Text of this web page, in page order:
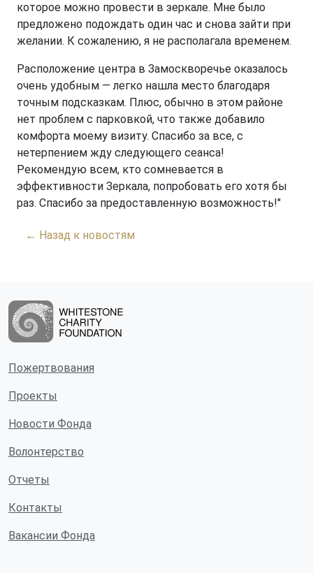
которое можно провести в зеркале. Мне было
предложено подождать один час и снова зайти при
желании. К сожалению, я не располагала временем.
Расположение центра в Замоскворечье оказалось
очень удобным — легко нашла место благодаря
точным подсказкам. Плюс, обычно в этом районе
нет проблем с парковкой, что также добавило
комфорта моему визиту. Спасибо за все, с
нетерпением жду следующего сеанса!
Рекомендую всем, кто сомневается в
эффективности Зеркала, попробовать его хотя бы
раз. Спасибо за предоставленную возможность!"
← Назад к новостям
Пожертвования
Проекты
Новости Фонда
Волонтерство
Отчеты
Контакты
Вакансии Фонда